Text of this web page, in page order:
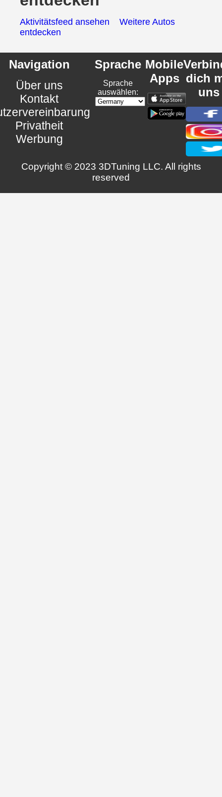
Aktivitätsfeed ansehen
Weitere Autos
entdecken
Navigation
Über uns
Kontakt
Privatheit
Werbung
Sprache
Sprache
auswählen:
Mobile
Apps dich
uns
Copyright © 2023 3DTuning LLC. All rights
reserved